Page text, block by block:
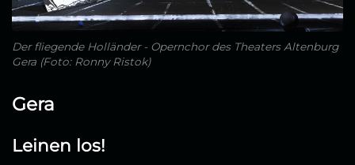
Der fliegende Holländer - Opernchor des Theaters Altenburg
Gera (Foto: Ronny Ristok)
Gera
Leinen los!